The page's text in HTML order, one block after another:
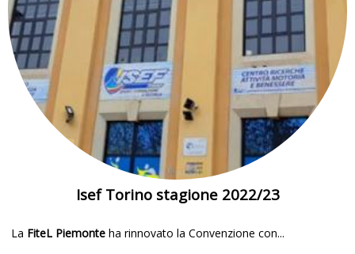
Isef Torino stagione 2022/23
La FiteL Piemonteha rinnovato la Convenzione con...